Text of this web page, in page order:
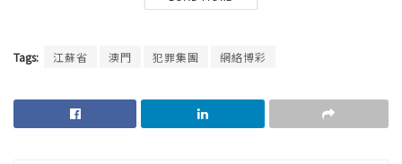
Tags: 江蘇省 澳門 犯罪集團 網絡博彩